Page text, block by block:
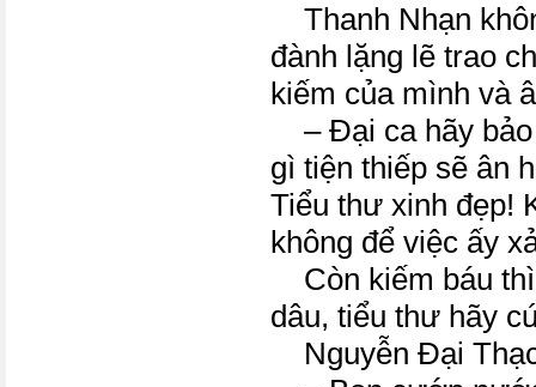
Thanh Nhạn
đành lặng lẽ trao
kiếm của mình và
– Đại ca hãy bảo
gì tiện thiếp sẽ ân
Tiểu thư xinh đẹp!
không để việc ấy
Còn kiếm báu
dâu, tiểu thư hãy
Nguyễn Đại